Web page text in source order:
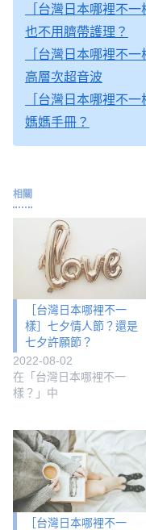
［台灣日本哪裡不
也不用臍帶護理？
［台灣日本哪裡不
高層次超音波
［台灣日本哪裡不
媽媽手冊？
相關
［台灣日本哪裡不一
樣］七夕情人節？還是
七夕許願節？
2022-08-02
在「台灣日本哪裡不一
樣？」中
［台灣日本哪裡不一